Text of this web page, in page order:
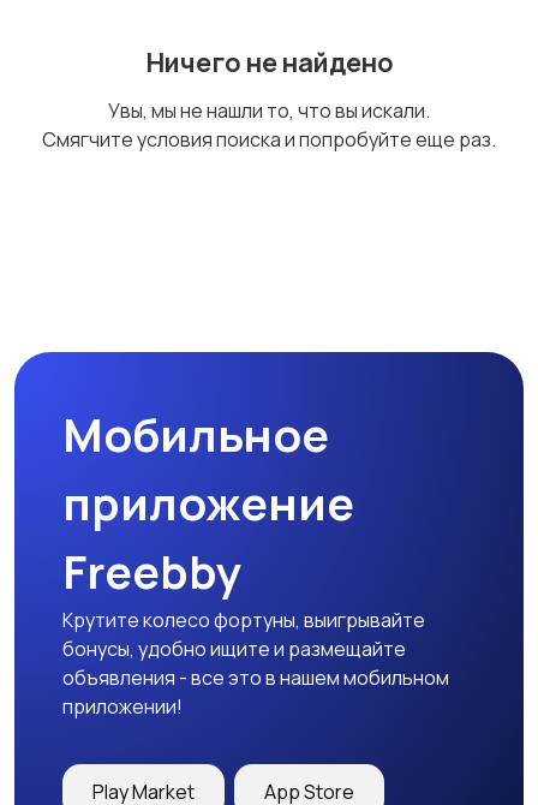
Ничего не найдено
Увы, мы не нашли то, что вы искали.
Смягчите условия поиска и попробуйте еще раз.
Мобильное
приложение
Freebby
Крутите колесо фортуны, выигрывайте
бонусы, удобно ищите и размещайте
объявления - все это в нашем мобильном
приложении!
Play Market App Store